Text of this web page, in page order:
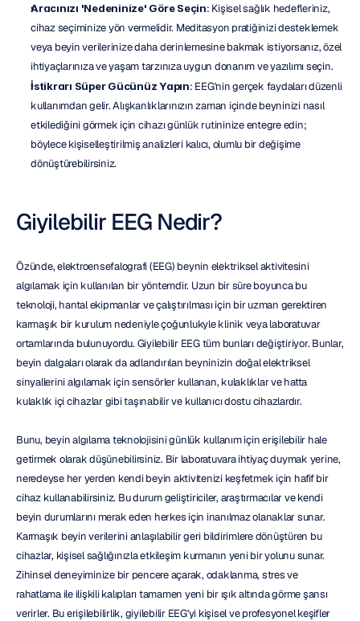
Aracınızı 'Nedeninize' Göre Seçin: Kişisel sağlık hedefleriniz,
cihaz seçiminize yön vermelidir. Meditasyon pratiğinizi desteklemek
veya beyin verilerinize daha derinlemesine bakmak istiyorsanız, özel
ihtiyaçlarınıza ve yaşam tarzınıza uygun donanım ve yazılımı seçin.
İstikrarı Süper Gücünüz Yapın: EEG'nin gerçek faydaları düzenli
kullanımdan gelir. Alışkanlıklarınızın zaman içinde beyninizi nasıl
etkilediğini görmek için cihazı günlük rutininize entegre edin;
böylece kişiselleştirilmiş analizleri kalıcı, olumlu bir değişime
dönüştürebilirsiniz.
Giyilebilir EEG Nedir?
Özünde, elektroensefalografi (EEG) beynin elektriksel aktivitesini
algılamak için kullanılan bir yöntemdir. Uzun bir süre boyunca bu
teknoloji, hantal ekipmanlar ve çalıştırılması için bir uzman gerektiren
karmaşık bir kurulum nedeniyle çoğunlukyle klinik veya laboratuvar
ortamlarında bulunuyordu. Giyilebilir EEG tüm bunları değiştiriyor. Bunlar,
beyin dalgaları olarak da adlandırılan beyninizin doğal elektriksel
sinyallerini algılamak için sensörler kullanan, kulaklıklar ve hatta
kulaklık içi cihazlar gibi taşınabilir ve kullanıcı dostu cihazlardır.
Bunu, beyin algılama teknolojisini günlük kullanım için erişilebilir hale
getirmek olarak düşünebilirsiniz. Bir laboratuvara ihtiyaç duymak yerine,
neredeyse her yerden kendi beyin aktivitenizi keşfetmek için hafif bir
cihaz kullanabilirsiniz. Bu durum geliştiriciler, araştırmacılar ve kendi
beyin durumlarını merak eden herkes için inanılmaz olanaklar sunar.
Karmaşık beyin verilerini anlaşılabilir geri bildirimlere dönüştüren bu
cihazlar, kişisel sağlığınızla etkileşim kurmanın yeni bir yolunu sunar.
Zihinsel deneyiminize bir pencere açarak, odaklanma, stres ve
rahatlama ile ilişkili kalıpları tamamen yeni bir ışık altında görme şansı
verirler. Bu erişilebilirlik, giyilebilir EEG'yi kişisel ve profesyonel keşifler